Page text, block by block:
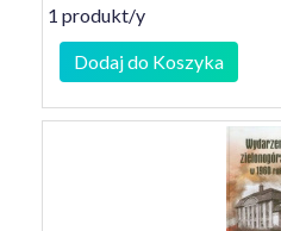
1 produkt/y
Dodaj do Koszyka